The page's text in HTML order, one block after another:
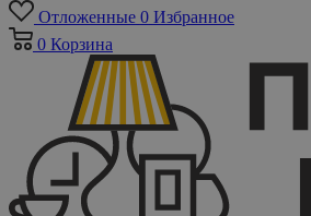
Отложенные 0 Избранное
0 Корзина